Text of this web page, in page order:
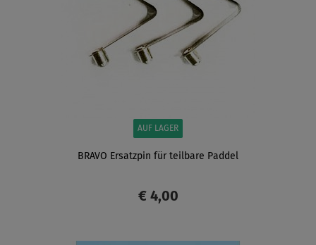
AUF LAGER
BRAVO Ersatzpin für teilbare Paddel
€ 4,00